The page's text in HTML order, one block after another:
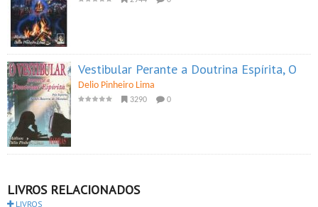
Vestibular Perante a Doutrina Espírita, O
Delio Pinheiro Lima
3290 0
LIVROS RELACIONADOS
LIVROS